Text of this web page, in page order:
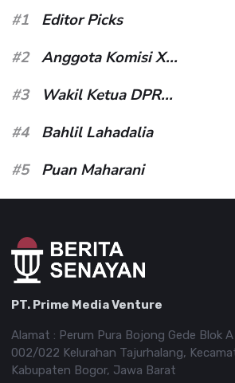
#1
Editor Picks
#2
Anggota Komisi X...
#3
Wakil Ketua DPR...
#4
Bahlil Lahadalia
#5
Puan Maharani
PT. Prime Media Venture
Alamat : Perum Pura Bojong Gede Blok A
002/022 Kelurahan Tajurhalang,
Kabupaten Bogor, Jawa Barat